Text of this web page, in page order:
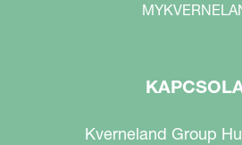
Kverneland Group